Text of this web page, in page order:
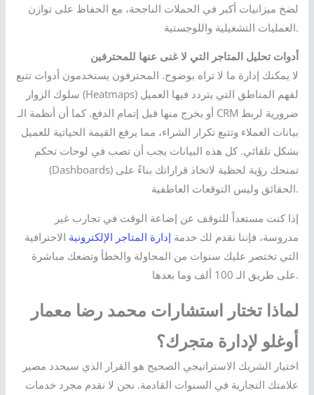
لضخ ميزانيات أكبر في الحملات الناجحة، مع الحفاظ على توازن
العمليات التشغيلية واللوجستية.
أدوات تحليل المتاجر التي لا غنى عنها للمحترفين
لا يمكنك إدارة ما لا تراه بوضوح. المحترفون يستخدمون أدوات تتبع
سلوك الزوار (Heatmaps) لفهم المناطق التي يتردد فيها العميل
أو يخرج منها قبل إتمام الدفع. كما أن أنظمة الـ CRM ضرورية لربط
بيانات العملاء وتتبع تكرار الشراء، مما يرفع القيمة الحياتية للعميل
بشكل تلقائي. كل هذه البيانات يجب أن تصب في لوحات تحكم
(Dashboards) تمنحك رؤية لحظية لاتخاذ قراراتك بناءً على
الحقائق وليس التوقعات العاطفية.
إذا كنت مستعداً للتوقف عن إضاعة الوقت في تجارب غير
مدروسة، فإننا نقدم لك خدمة إدارة المتاجر الإلكترونية الاحترافية
التي تختصر عليك سنوات من المحاولة والخطأ وتضعك مباشرة
على طريق الـ 100 ألف وما بعدها.
لماذا تختار استشارات محمد رضا معمار
أوغلو لإدارة متجرك؟
اختيار الشريك الاستراتيجي الصحيح هو القرار الذي سيحدد مصير
علامتك التجارية في السنوات القادمة. نحن لا نقدم مجرد خدمات